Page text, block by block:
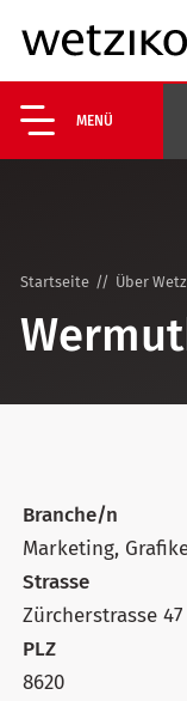
MENÜ
Startseite Über
Branche/n
Marketing,
Strasse
Zürcherstrasse 47
PLZ
8620